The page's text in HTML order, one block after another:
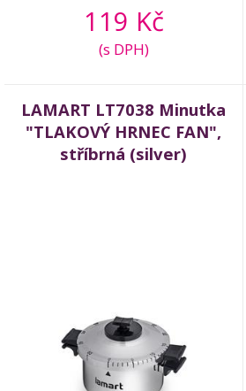
119 Kč
(s DPH)
LAMART LT7038 Minutka
"TLAKOVÝ HRNEC FAN",
stříbrná (silver)